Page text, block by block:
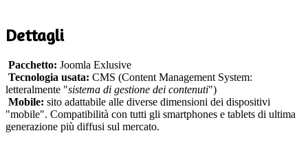
Dettagli
Pacchetto: Joomla Exlusive
Tecnologia usata: CMS (Content Management System:
letteralmente "sistema di gestione dei contenuti")
Mobile: sito adattabile alle diverse dimensioni dei dispositivi
"mobile". Compatibilità con tutti gli smartphones e tablets di ultima
generazione più diffusi sul mercato.